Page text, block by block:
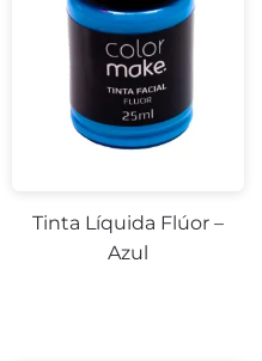
Tinta Líquida Flúor –
Azul